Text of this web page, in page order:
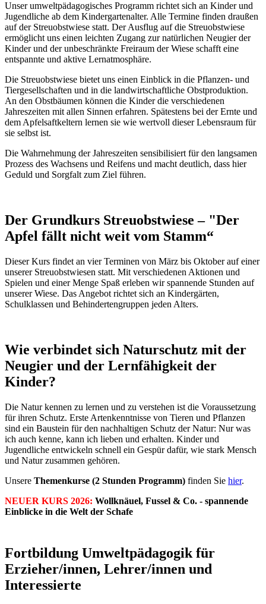
Unser umweltpädagogisches Programm richtet sich an Kinder und
Jugendliche ab dem Kindergartenalter. Alle Termine finden draußen
auf der Streuobstwiese statt. Der Ausflug auf die Streuobstwiese
ermöglicht uns einen leichten Zugang zur natürlichen Neugier der
Kinder und der unbeschränkte Freiraum der Wiese schafft eine
entspannte und aktive Lernatmosphäre.
Die Streuobstwiese bietet uns einen Einblick in die Pflanzen- und
Tiergesellschaften und in die landwirtschaftliche Obstproduktion.
An den Obstbäumen können die Kinder die verschiedenen
Jahreszeiten mit allen Sinnen erfahren. Spätestens bei der Ernte und
dem Apfelsaftkeltern lernen sie wie wertvoll dieser Lebensraum für
sie selbst ist.
Die Wahrnehmung der Jahreszeiten sensibilisiert für den langsamen
Prozess des Wachsens und Reifens und macht deutlich, dass hier
Geduld und Sorgfalt zum Ziel führen.
Der Grundkurs Streuobstwiese – "Der
Apfel fällt nicht weit vom Stamm“
Dieser Kurs findet an vier Terminen von März bis Oktober auf einer
unserer Streuobstwiesen statt. Mit verschiedenen Aktionen und
Spielen und einer Menge Spaß erleben wir spannende Stunden auf
unserer Wiese. Das Angebot richtet sich an Kindergärten,
Schulklassen und Behindertengruppen jeden Alters.
Wie verbindet sich Naturschutz mit der
Neugier und der Lernfähigkeit der
Kinder?
Die Natur kennen zu lernen und zu verstehen ist die Voraussetzung
für ihren Schutz. Erste Artenkenntnisse von Tieren und Pflanzen
sind ein Baustein für den nachhaltigen Schutz der Natur: Nur was
ich auch kenne, kann ich lieben und erhalten. Kinder und
Jugendliche entwickeln schnell ein Gespür dafür, wie stark Mensch
und Natur zusammen gehören.
Unsere Themenkurse (2 Stunden Programm) finden Sie hier.
NEUER KURS 2026: Wollknäuel, Fussel & Co. - spannende
Einblicke in die Welt der Schafe
Fortbildung Umweltpädagogik für
Erzieher/innen, Lehrer/innen und
Interessierte